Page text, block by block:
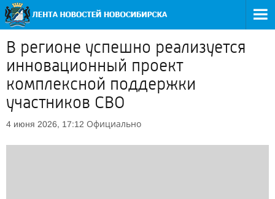
В регионе успешно реализуется
инновационный проект
комплексной поддержки
участников СВО
4 июня 2026, 17:12 Официально